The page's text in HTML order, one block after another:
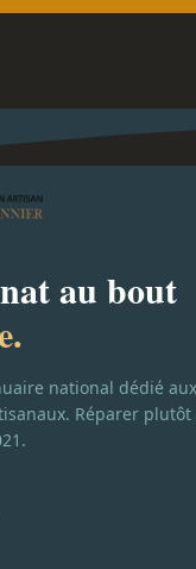
au bout
national dédié aux
Réparer plutôt